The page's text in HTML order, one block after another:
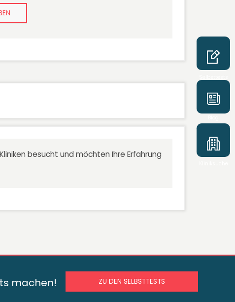
besucht und möchten Ihre Erfahrung
machen! ZU DEN SELBSTTESTS